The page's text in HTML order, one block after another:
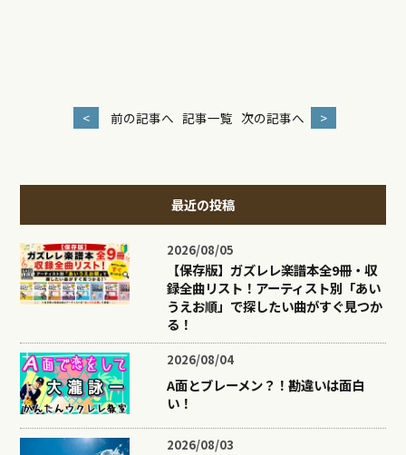
< 前の記事へ 記事一覧 次の記事へ >
最近の投稿
2026/08/05
【保存版】ガズレレ楽譜本全9冊・収
録全曲リスト！アーティスト別「あい
うえお順」で探したい曲がすぐ見つか
る！
2026/08/04
A面とブレーメン？！勘違いは面白
い！
2026/08/03